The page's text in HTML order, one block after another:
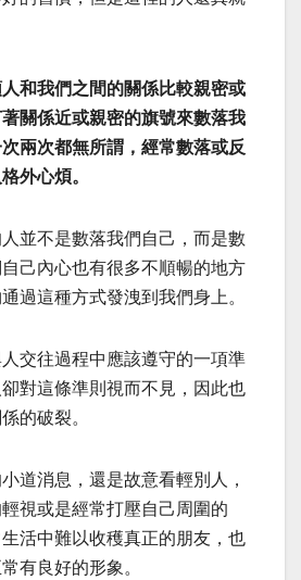
和我們之間的關係比較親密或
關係近或親密的旗號來數落我
兩次都無所謂，經常數落或反
外心煩。
並不是數落我們自己，而是數
己內心也有很多不順暢的地方
過這種方式發洩到我們身上。
交往過程中應該遵守的一項準
對這條準則視而不見，因此也
的破裂。
道消息，還是故意看輕別人，
視或是經常打壓自己周圍的
活中難以收穫真正的朋友，也
有良好的形象。